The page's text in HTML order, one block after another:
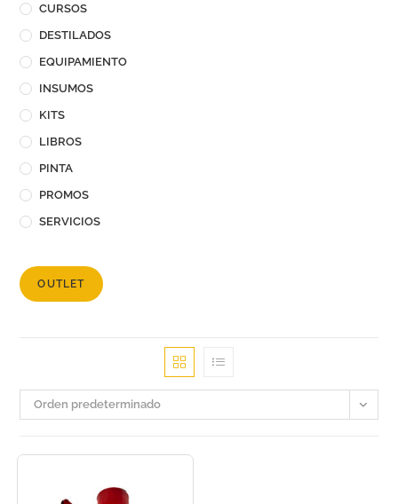
CURSOS
DESTILADOS
EQUIPAMIENTO
INSUMOS
KITS
LIBROS
PINTA
PROMOS
SERVICIOS
OUTLET
Orden predeterminado